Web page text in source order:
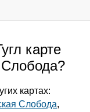
карте
Слобода?
картах:
Слобода,